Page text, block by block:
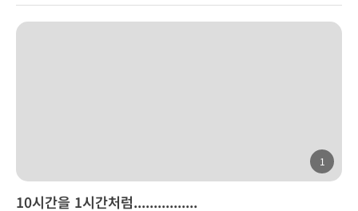
1
10시간을 1시간처럼................